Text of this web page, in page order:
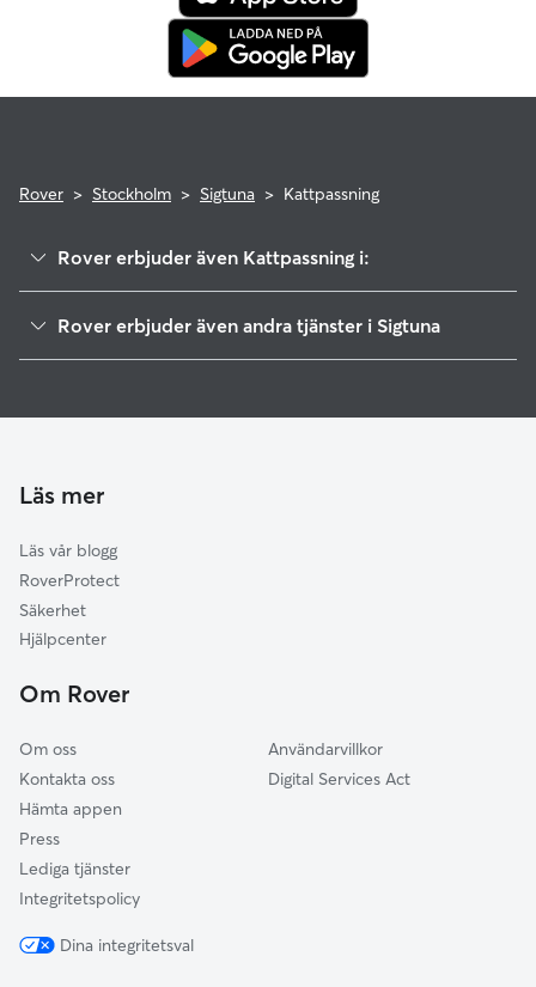
Rover > Stockholm > Sigtuna > Kattpassning
Rover erbjuder även Kattpassning i:
Upplands Väsby
Uppsala
Täby
Danderyd
Solna
Rover erbjuder även andra tjänster i Sigtuna
Läs mer
Läs vår blogg
RoverProtect
Säkerhet
Hjälpcenter
Om Rover
Om oss
Kontakta oss
Hämta appen
Press
Lediga tjänster
Integritetspolicy
Användarvillkor
Digital Services Act
Dina integritetsval